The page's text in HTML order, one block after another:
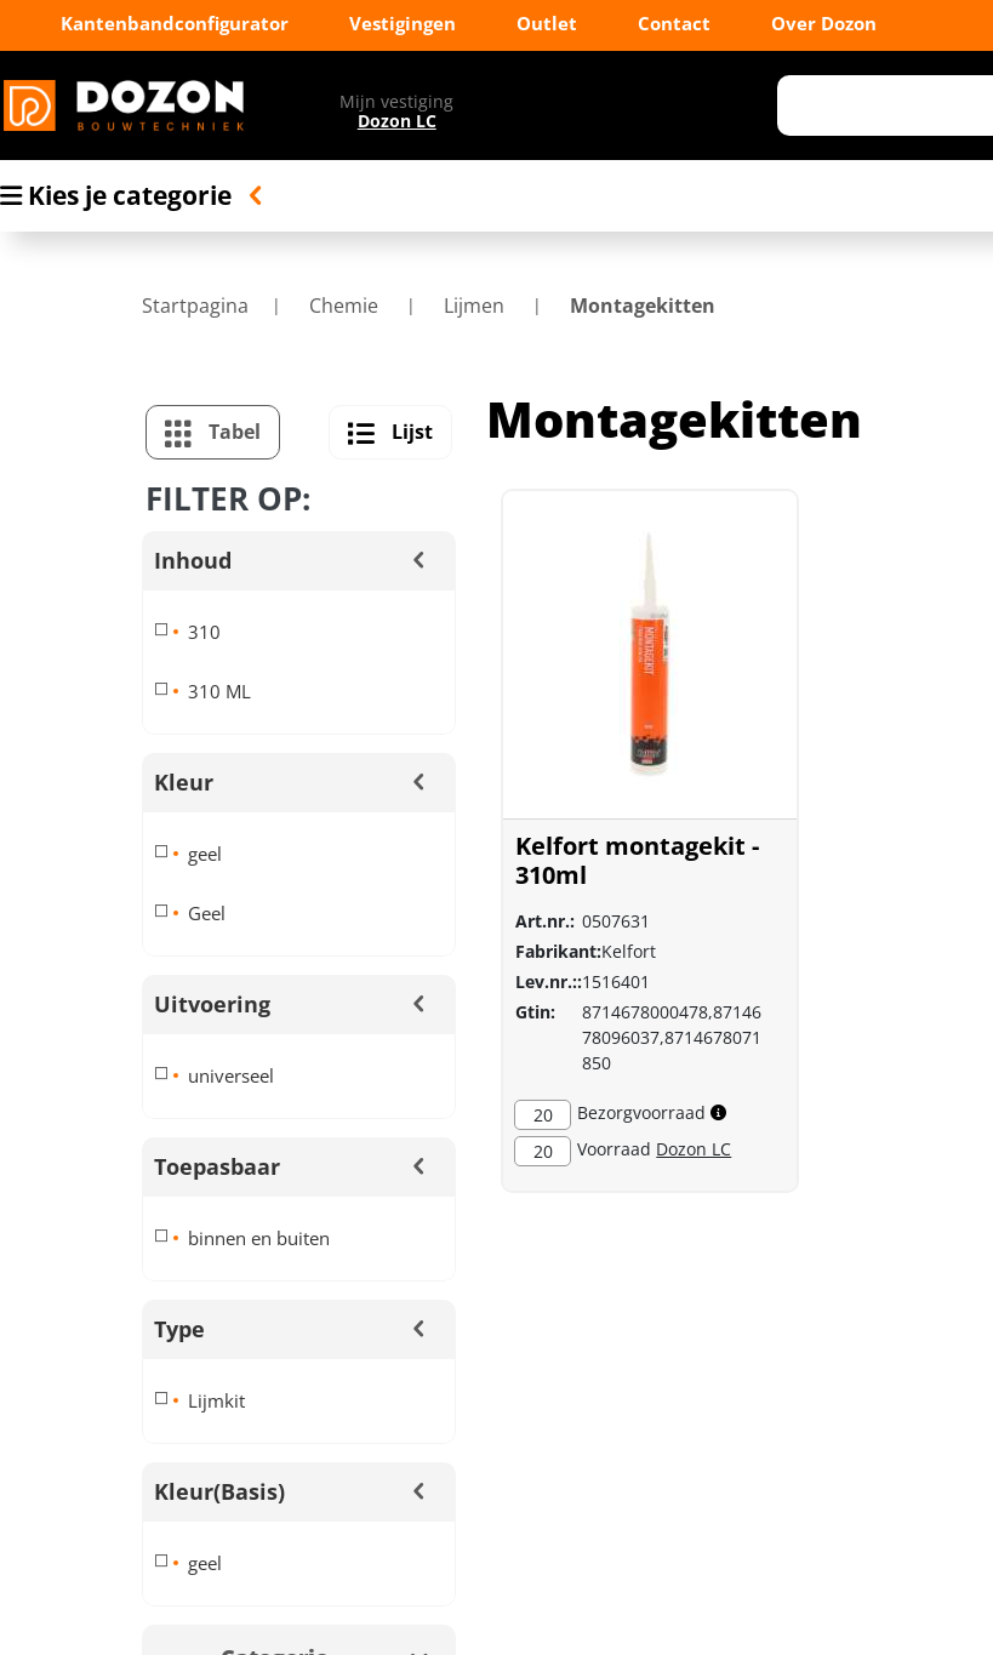
Kantenbandconfigurator Vestigingen Outlet Contact Over Dozon
Mijn vestiging
Dozon LC
Kies je categorie
Startpagina Chemie Lijmen Montagekitten
Tabel Lijst
FILTER OP:
Inhoud
310
310 ML
Kleur
geel
Geel
Uitvoering
universeel
Toepasbaar
binnen en buiten
Type
Lijmkit
Kleur(basis)
geel
Montagekitten
Kelfort montagekit -
310ml
Art.nr.: 0507631
Fabrikant:Kelfort
Lev.nr.::1516401
Gtin:
8714678000478,87146
78096037,8714678071
850
20
Bezorgvoorraad
20
Voorraad Dozon LC